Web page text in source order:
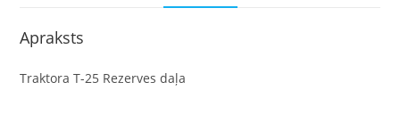
Apraksts
Traktora T-25 Rezerves daļa